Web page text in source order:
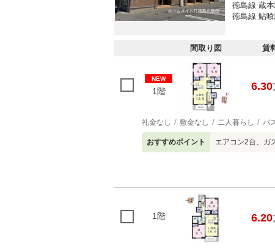
徳島線 蔵
徳島線 鮎
間取り図 賃
NEW
1階 6.30
礼金なし 敷金なし 二人暮らし バ
おすすめポイント エアコン2台、ガ
1階 6.20